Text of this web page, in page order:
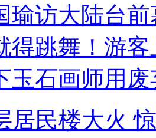
瑜访大陆台
得跳舞！游客
玉石画师用
居民楼大火